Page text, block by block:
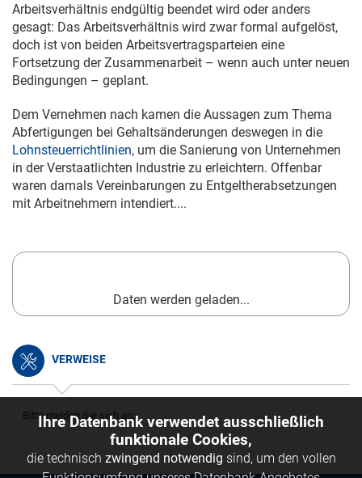
Arbeitsverhältnis endgültig beendet wird oder anders
gesagt: Das Arbeitsverhältnis wird zwar formal aufgelöst,
doch ist von beiden Arbeitsvertragsparteien eine
Fortsetzung der Zusammenarbeit – wenn auch unter neuen
Bedingungen – geplant.
Dem Vernehmen nach kamen die Aussagen zum Thema
Abfertigungen bei Gehaltsänderungen deswegen in die
Lohnsteuerrichtlinien, um die Sanierung von Unternehmen
in der Verstaatlichten Industrie zu erleichtern. Offenbar
waren damals Vereinbarungen zu Entgeltherabsetzungen
mit Arbeitnehmern intendiert....
Daten werden geladen...
VERWEISE
Bitte melden Sie sich an.
Ihre Datenbank verwendet ausschließlich
funktionale Cookies,
die technisch zwingend notwendig sind, um den vollen